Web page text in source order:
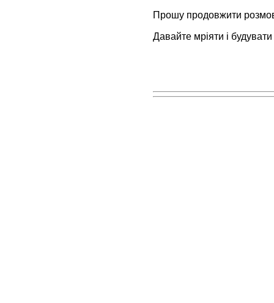
Прошу продовжити
Давайте мріяти і